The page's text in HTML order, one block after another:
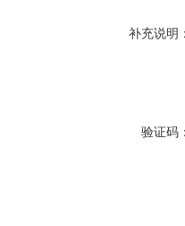
补充说明
验证码